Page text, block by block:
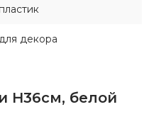
пластик
для декора
Н36см, белой